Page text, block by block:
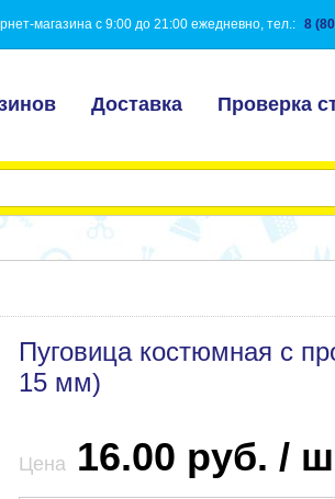
магазина с 9:00 до 21:00 ежедневно, тел.: 8
Доставка Проверка
Пуговица костюмная с
15 мм)
Цена 16.00 руб. /